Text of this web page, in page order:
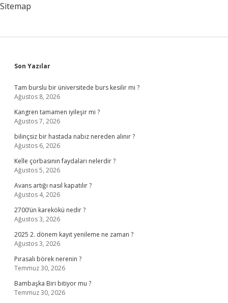
Sitemap
Sidebar
Son Yazılar
Tam burslu bir üniversitede burs kesilir mi ?
Ağustos 8, 2026
Kangren tamamen iyileşir mi ?
Ağustos 7, 2026
bilinçsiz bir hastada nabız nereden alınır ?
Ağustos 6, 2026
Kelle çorbasının faydaları nelerdir ?
Ağustos 5, 2026
Avans artığı nasıl kapatılır ?
Ağustos 4, 2026
2700’ün karekökü nedir ?
Ağustos 3, 2026
2025 2. dönem kayıt yenileme ne zaman ?
Ağustos 3, 2026
Pırasalı börek nerenin ?
Temmuz 30, 2026
Bambaşka Biri bitiyor mu ?
Temmuz 30, 2026